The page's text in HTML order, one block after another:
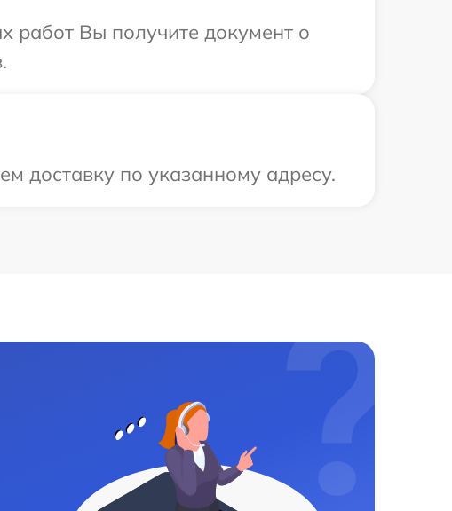
работ Вы получите документ о
доставку по указанному адресу.